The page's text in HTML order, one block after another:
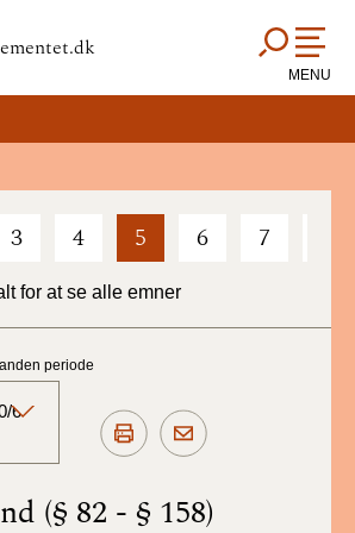
MENU
3 4 5 6 7
for at se alle emner
(§ 82 - § 158)
periode
6